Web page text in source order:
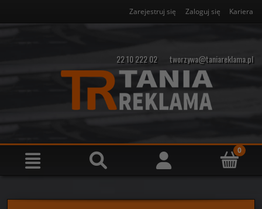
Zarejestruj się Zaloguj się Kariera
22 10 222 02 tworzywa@taniareklama.pl